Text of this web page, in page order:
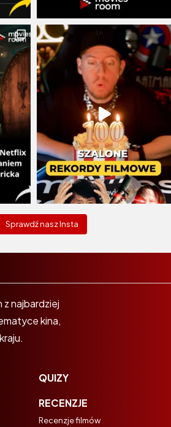
Sprawdź nasz Insta
z najbardziej
kina,
QUIZY
RECENZJE
Recenzje filmów